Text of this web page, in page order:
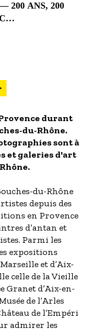
200 ANS, 200
DE
durant
du-Rhône.
sont à
et galeries d'art
du-Rhône
depuis des
en Provence
d’antan et
Parmi les
expositions
et d’Aix-
celle de la Vieille
Granet d’Aix-en-
de l’Arles
de l’Empéri
admirer les